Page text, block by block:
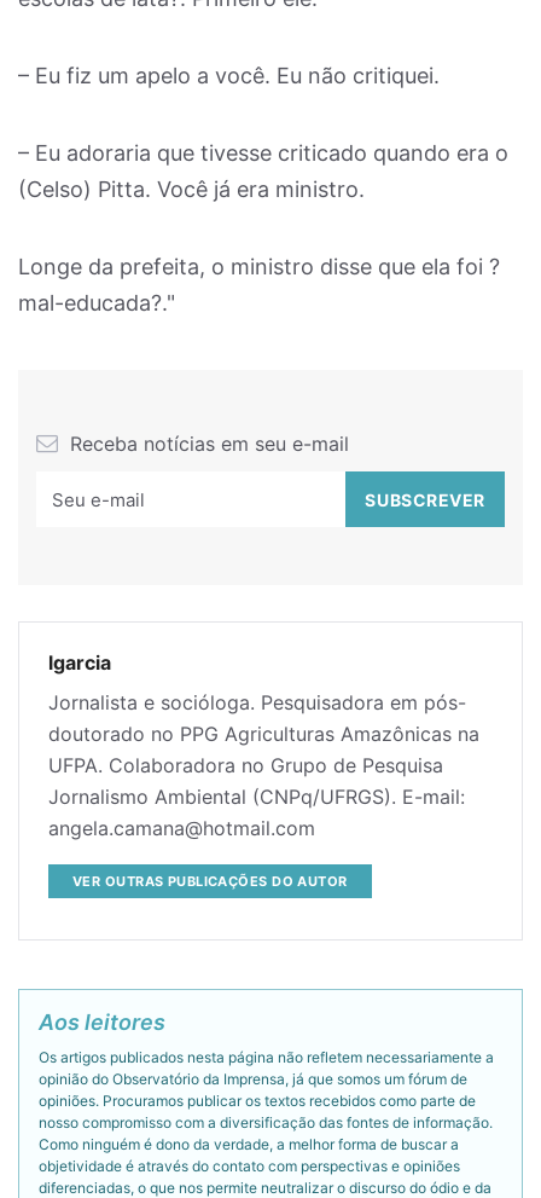
– Eu fiz um apelo a você. Eu não critiquei.
– Eu adoraria que tivesse criticado quando era o
(Celso) Pitta. Você já era ministro.
Longe da prefeita, o ministro disse que ela foi ?
mal-educada?."
Receba notícias em seu e-mail
lgarcia
Jornalista e socióloga. Pesquisadora em pós-
doutorado no PPG Agriculturas Amazônicas na
UFPA. Colaboradora no Grupo de Pesquisa
Jornalismo Ambiental (CNPq/UFRGS). E-mail:
angela.camana@hotmail.com
VER OUTRAS PUBLICAÇÕES DO AUTOR
Aos leitores
Os artigos publicados nesta página não refletem necessariamente a
opinião do Observatório da Imprensa, já que somos um fórum de
opiniões. Procuramos publicar os textos recebidos como parte de
nosso compromisso com a diversificação das fontes de informação.
Como ninguém é dono da verdade, a melhor forma de buscar a
objetividade é através do contato com perspectivas e opiniões
diferenciadas, o que nos permite neutralizar o discurso do ódio e da